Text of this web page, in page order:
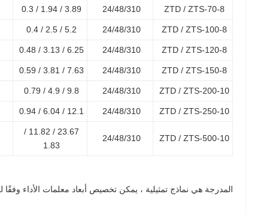
ZTD / ZTS-70-8
24/48/310
3.89 / 1.94 / 0.3
ZTD / ZTS-100-8
24/48/310
5.2 / 2.5 / 0.4
ZTD / ZTS-120-8
24/48/310
6.25 / 3.13 / 0.48
ZTD / ZTS-150-8
24/48/310
7.63 / 3.81 / 0.59
ZTD / ZTS-200-10
24/48/310
9.8 / 4.9 / 0.79
ZTD / ZTS-250-10
24/48/310
12.1 / 6.04 / 0.94
ZTD / ZTS-500-10
24/48/310
23.67 / 11.82 /
1.83
المدرجة هي نماذج تمثيلية ، يمكن تخصيص أبعاد معلمات الأداء وفقًا